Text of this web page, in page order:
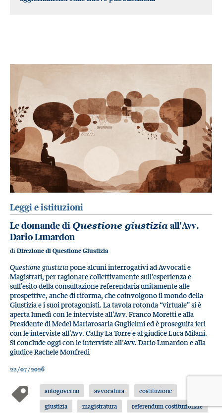
Leggi e istituzioni
Le domande diQuestione giustizia all'Avv.
Dario Lunardon
di Direzione di Questione Giustizia
Questione giustiziapone alcuni interrogativi ad Avvocati e
Magistrati, per ragionare collettivamente sull’esperienza e
sull’esito della consultazione referendaria unitamente alle
prospettive, anche di riforma, che coinvolgono il mondo della
Giustizia e i suoi protagonisti. La tavola rotonda “virtuale” si è
aperta lunedì con le interviste all’Avv. Franco Moretti e alla
Presidente di Medel Mariarosaria Guglielmi ed è proseguita ieri
con le interviste all’Avv. Cathy La Torre e al giudice Luca Milani.
Si conclude oggi con le interviste all’Avv. Dario Lunardon e alla
giudice Rachele Monfredi
22/07/2026
autogoverno avvocatura
costituzione
giustizia
magistratura referendum costituzionale